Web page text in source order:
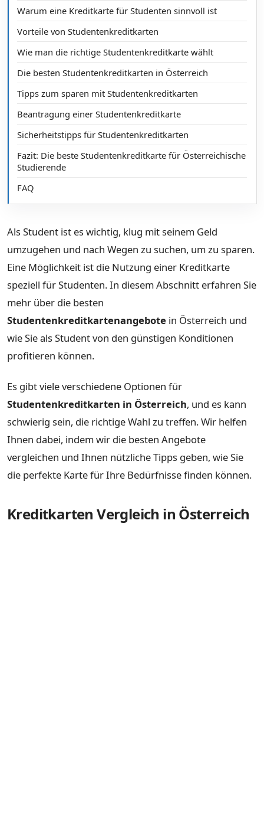
Warum eine Kreditkarte für Studenten sinnvoll ist
Vorteile von Studentenkreditkarten
Wie man die richtige Studentenkreditkarte wählt
Die besten Studentenkreditkarten in Österreich
Tipps zum sparen mit Studentenkreditkarten
Beantragung einer Studentenkreditkarte
Sicherheitstipps für Studentenkreditkarten
Fazit: Die beste Studentenkreditkarte für Österreichische
Studierende
FAQ
Als Student ist es wichtig, klug mit seinem Geld
umzugehen und nach Wegen zu suchen, um zu sparen.
Eine Möglichkeit ist die Nutzung einer Kreditkarte
speziell für Studenten. In diesem Abschnitt erfahren Sie
mehr über die besten
Studentenkreditkartenangebote in Österreich und
wie Sie als Student von den günstigen Konditionen
profitieren können.
Es gibt viele verschiedene Optionen für
Studentenkreditkarten in Österreich, und es kann
schwierig sein, die richtige Wahl zu treffen. Wir helfen
Ihnen dabei, indem wir die besten Angebote
vergleichen und Ihnen nützliche Tipps geben, wie Sie
die perfekte Karte für Ihre Bedürfnisse finden können.
Kreditkarten Vergleich in Österreich